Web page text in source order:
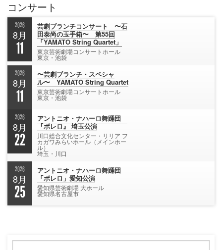
コンサート
2026
8月
11
芸劇ブランチコンサート 〜石
田泰尚の玉手箱〜 第55回
「YAMATO String Quartet」
東京芸術劇場コンサートホール
東京・池袋
2026
8月
11
〜芸劇ブランチ・スペシャ
ル〜 YAMATO String Quartet
東京芸術劇場コンサートホール
東京・池袋
2026
8月
22
アントニオ・ナハーロ舞踊団
『ボレロ』 埼玉公演
川口総合文化センター・リリア フ
カガワみらいホール（メインホー
ル）
埼玉・川口
2026
8月
25
アントニオ・ナハーロ舞踊団
「ボレロ」愛知公演
愛知県芸術劇場 大ホール
愛知県名古屋市